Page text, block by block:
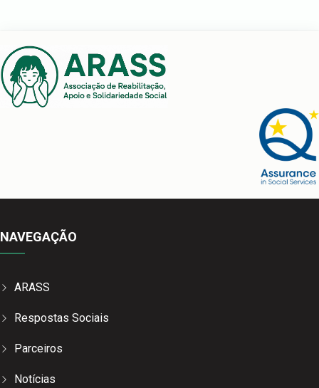
NAVEGAÇÃO
ARASS
Respostas Sociais
Parceiros
Notícias